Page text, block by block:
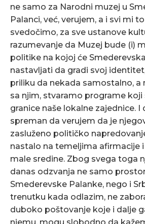
ne samo za Narodni muzej u
Palanci, već, verujem, a i svi mi
svedočimo, za sve ustanove
razumevanje da Muzej bude (i)
politike na kojoj će
nastavljati da gradi svoj
priliku da nekada samostalno, a
sa njim, stvaramo programe koji
granice naše lokalne zajednice. I
spreman da verujem da je
zasluženo političko
nastalo na temeljima afirmacije
male sredine. Zbog svega toga
danas odzvanja ne samo
Smederevske Palanke, nego i
trenutku kada odlazim, ne
duboko poštovanje koje i dalje